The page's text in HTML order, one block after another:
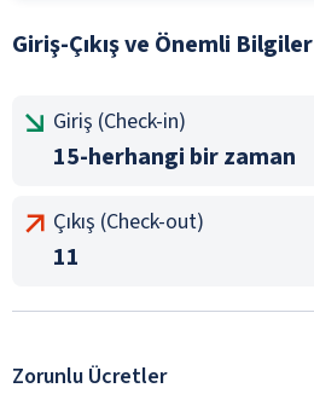
Giriş-Çıkış ve Önemli Bilgiler
Giriş (Check-in)
15-herhangi bir zaman
Çıkış (Check-out)
11
Zorunlu Ücretler